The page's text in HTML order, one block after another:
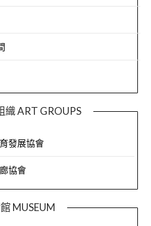
織 ART GROUPS
發展協會
協會
MUSEUM